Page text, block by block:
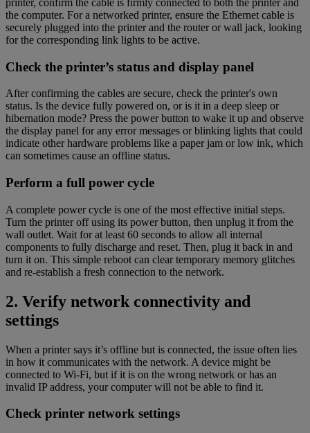
the computer. For a networked printer, ensure the Ethernet cable is
securely plugged into the printer and the router or wall jack, looking
for the corresponding link lights to be active.
Check the printer’s status and display panel
After confirming the cables are secure, check the printer's own
status. Is the device fully powered on, or is it in a deep sleep or
hibernation mode? Press the power button to wake it up and observe
the display panel for any error messages or blinking lights that could
indicate other hardware problems like a paper jam or low ink, which
can sometimes cause an offline status.
Perform a full power cycle
A complete power cycle is one of the most effective initial steps.
Turn the printer off using its power button, then unplug it from the
wall outlet. Wait for at least 60 seconds to allow all internal
components to fully discharge and reset. Then, plug it back in and
turn it on. This simple reboot can clear temporary memory glitches
and re-establish a fresh connection to the network.
2. Verify network connectivity and
settings
When a printer says it’s offline but is connected, the issue often lies
in how it communicates with the network. A device might be
connected to Wi-Fi, but if it is on the wrong network or has an
invalid IP address, your computer will not be able to find it.
Check printer network settings